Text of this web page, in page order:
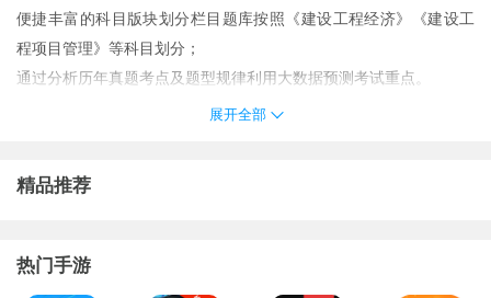
便捷丰富的科目版块划分栏目题库按照《建设工程经济》《建设工
程项目管理》等科目划分；
通过分析历年真题考点及题型规律利用大数据预测考试重点。
课程重磅更新！！！答应我一定要看看~
练习真题来找到考试的重点让用户掌握考试的出题逻辑
以自由的选择刷题练习；
展开全部
精品推荐
热门手游